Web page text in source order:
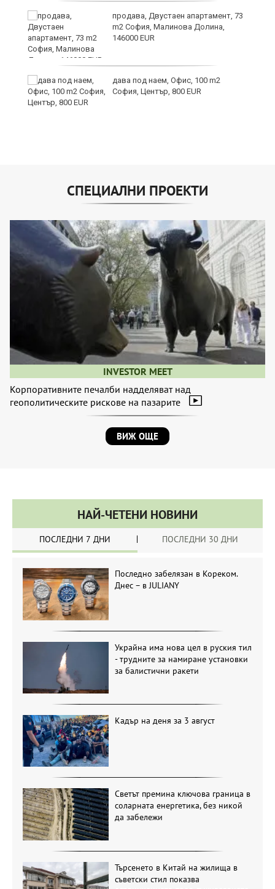
продава, Двустаен апартамент, 73
m2 София, Малинова Долина,
146000 EUR
дава под наем, Офис, 100 m2
София, Център, 800 EUR
СПЕЦИАЛНИ ПРОЕКТИ
INVESTOR MEET
Корпоративните печалби надделяват над
геополитическите рискове на пазарите
ВИЖ ОЩЕ
НАЙ-ЧЕТЕНИ НОВИНИ
ПОСЛЕДНИ 7 ДНИ ПОСЛЕДНИ 30 ДНИ
Последно забелязан в Кореком.
Днес – в JULIANY
Украйна има нова цел в руския тил
- трудните за намиране установки
за балистични ракети
Кадър на деня за 3 август
Светът премина ключова граница в
соларната енергетика, без никой
да забележи
Търсенето в Китай на жилища в
съветски стил показва